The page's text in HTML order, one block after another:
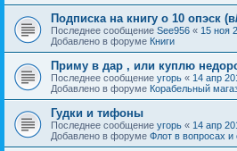
Подписка на книгу о 10 опэск
Последнее сообщение See956 « 15 ноя
Добавлено в форуме Книги
Приму в дар , или куплю
Последнее сообщение угорь « 14 апр
Добавлено в форуме Корабельный
Гудки и тифоны
Последнее сообщение угорь « 14 апр
Добавлено в форуме Флот в вопросах и